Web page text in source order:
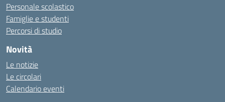
Personale scolastico
Famiglie e studenti
Percorsi di studio
Novità
Le notizie
Le circolari
Calendario eventi